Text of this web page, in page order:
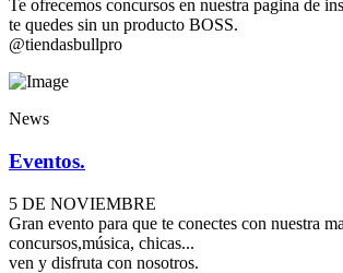
Te ofrecemos concursos en nuestra pagina de
te quedes sin un producto BOSS.
@tiendasbullpro
News
Eventos.
5 DE NOVIEMBRE
Gran evento para que te conectes con nuestra
concursos,música, chicas...
ven y disfruta con nosotros.